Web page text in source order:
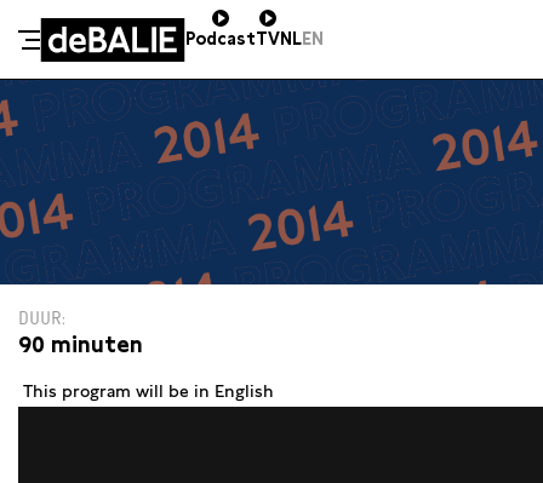
Meteen naar de content
De Balie
PodcastTVNLEN
DUUR
90 minuten
This program will be in English